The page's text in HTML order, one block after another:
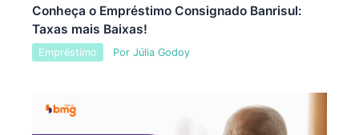
Conheça o Empréstimo Consignado Banrisul:
Taxas mais Baixas!
Empréstimo Por Júlia Godoy